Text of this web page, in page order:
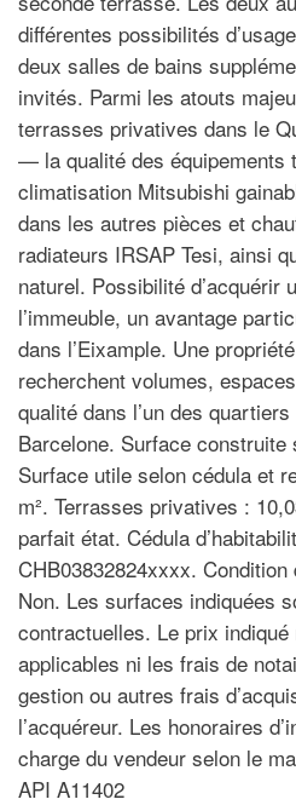
différentes possibilités
deux salles de bains
invités. Parmi les atouts
terrasses privatives dans le
— la qualité des équipements
climatisation Mitsubishi
dans les autres pièces et
radiateurs IRSAP Tesi, ainsi
naturel. Possibilité d’acquérir
l’immeuble, un avantage
dans l’Eixample. Une
recherchent volumes,
qualité dans l’un des
Barcelone. Surface construite
Surface utile selon cédula et
m². Terrasses privatives :
parfait état. Cédula
CHB03832824xxxx.
Non. Les surfaces indiquées
contractuelles. Le prix indiqué
applicables ni les frais de
gestion ou autres frais
l’acquéreur. Les honoraires
charge du vendeur selon le
API A11402